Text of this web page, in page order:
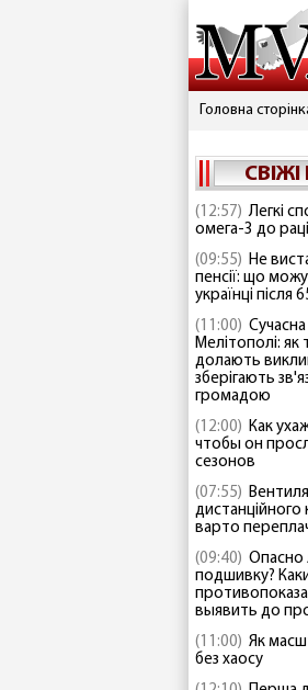
Головна
(12:57) Легкі
омега-3 до
(09:55) Не
пенсії: що
українці після
(11:00) Сучасна
Мелітополі: як
долають
зберігають
громадою
(12:00) Как
чтобы он
сезонов
(07:55)
дистанційного
варто
(09:40) Опасно
подшивку?
выявить до
(11:00) Як
без хаосу